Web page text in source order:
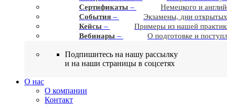
Сертификаты –
Немецкого и
События –
Экзамены, дни
Кейсы –
Примеры из нашей
Вебинары – О подготовке и
Подпишитесь на нашу рассылку
и на наши страницы в соцсетях
О нас
О компании
Контакт